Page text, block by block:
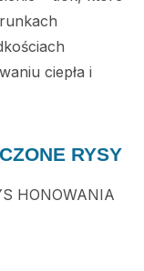
ciepła i
RYSY